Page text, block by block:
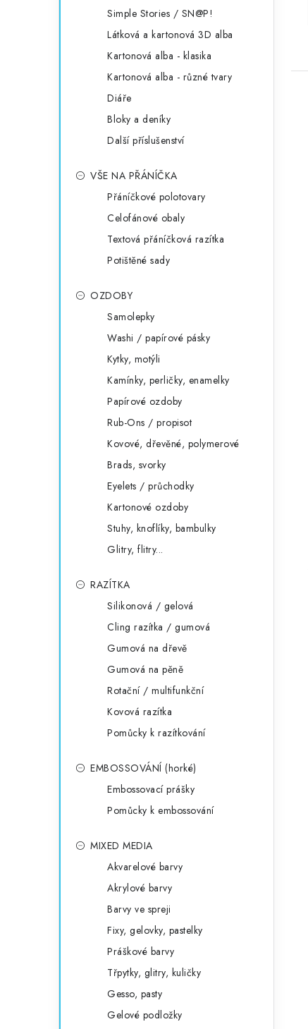
Simple Stories / SN@P!
Látková a kartonová 3D alba
Kartonová alba - klasika
Kartonová alba - různé tvary
Diáře
Bloky a deníky
Další příslušenství
VŠE NA PŘÁNÍČKA
Přáníčkové polotovary
Celofánové obaly
Textová přáníčková razítka
Potištěné sady
OZDOBY
Samolepky
Washi / papírové pásky
Kytky, motýli
Kamínky, perličky, enamelky
Papírové ozdoby
Rub-Ons / propisot
Kovové, dřevěné, polymerové
Brads, svorky
Eyelets / průchodky
Kartonové ozdoby
Stuhy, knoflíky, bambulky
Glitry, flitry...
RAZÍTKA
Silikonová / gelová
Cling razítka / gumová
Gumová na dřevě
Gumová na pěně
Rotační / multifunkční
Kovová razítka
Pomůcky k razítkování
EMBOSSOVÁNÍ (horké)
Embossovací prášky
Pomůcky k embossování
MIXED MEDIA
Akvarelové barvy
Akrylové barvy
Barvy ve spreji
Fixy, gelovky, pastelky
Práškové barvy
Třpytky, glitry, kuličky
Gesso, pasty
Gelové podložky